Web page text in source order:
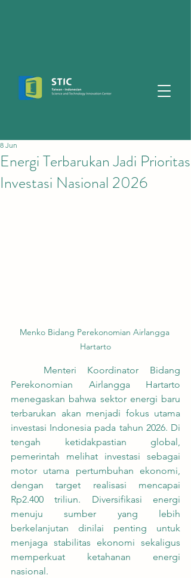
Energi Terbarukan Jadi Prioritas
Investasi Nasional 2026
8 Jun
Menko Bidang Perekonomian Airlangga
Hartarto
Perekonomian Airlangga Hartarto
menegaskan bahwa sektor energi baru
terbarukan akan menjadi fokus utama
investasi Indonesia pada tahun 2026. Di
tengah ketidakpastian global,
pemerintah melihat investasi sebagai
motor utama pertumbuhan ekonomi,
dengan target realisasi mencapai
Rp2.400 triliun. Diversifikasi energi
menuju sumber yang lebih
berkelanjutan dinilai penting untuk
menjaga stabilitas ekonomi sekaligus
memperkuat ketahanan energi
nasional.